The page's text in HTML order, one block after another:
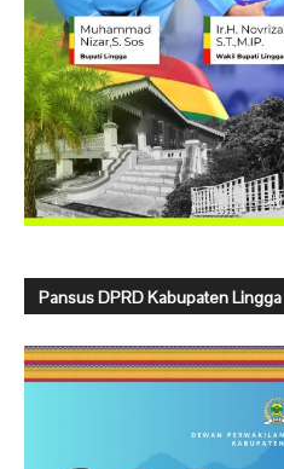
Pansus DPRD Kabupaten Lingga